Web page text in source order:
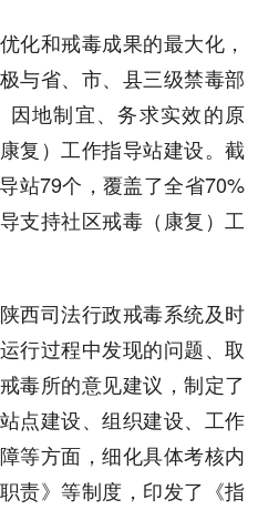
化和戒毒成果的最大化，
与省、市、县三级禁毒部
因地制宜、务求实效的原
复）工作指导站建设。截
站79个，覆盖了全省70%
支持社区戒毒（康复）工
西司法行政戒毒系统及时
行过程中发现的问题、取
毒所的意见建议，制定了
点建设、组织建设、工作
等方面，细化具体考核内
责》等制度，印发了《指